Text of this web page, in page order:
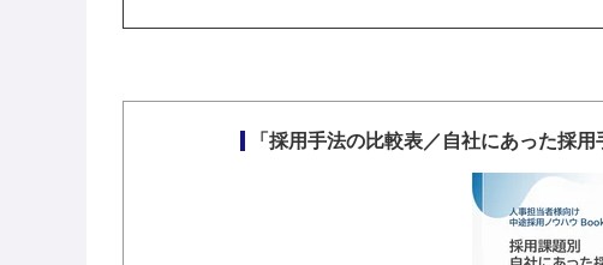
「採用手法の比較表／自社にあった採